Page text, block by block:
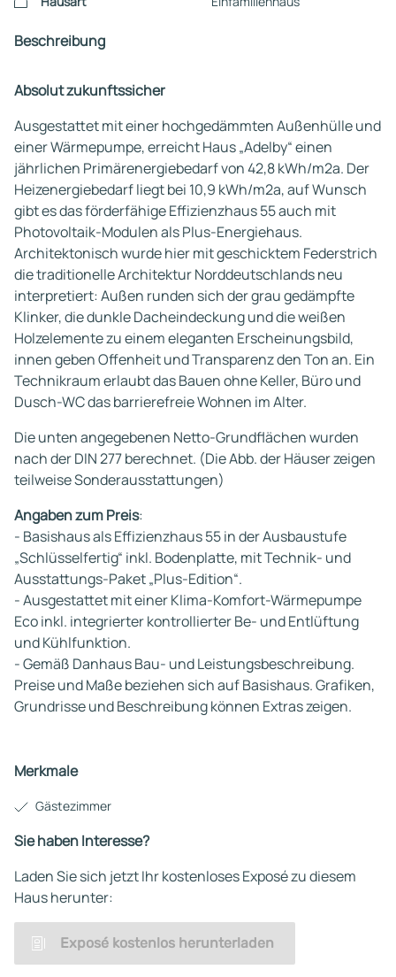
Beschreibung
Absolut zukunftssicher
Ausgestattet mit einer hochgedämmten Außenhülle und
einer Wärmepumpe, erreicht Haus „Adelby“ einen
jährlichen Primärenergiebedarf von 42,8 kWh/m2a. Der
Heizenergiebedarf liegt bei 10,9 kWh/m2a, auf Wunsch
gibt es das förderfähige Effizienzhaus 55 auch mit
Photovoltaik-Modulen als Plus-Energiehaus.
Architektonisch wurde hier mit geschicktem Federstrich
die traditionelle Architektur Norddeutschlands neu
interpretiert: Außen runden sich der grau gedämpfte
Klinker, die dunkle Dacheindeckung und die weißen
Holzelemente zu einem eleganten Erscheinungsbild,
innen geben Offenheit und Transparenz den Ton an. Ein
Technikraum erlaubt das Bauen ohne Keller, Büro und
Dusch-WC das barrierefreie Wohnen im Alter.
Die unten angegebenen Netto-Grundflächen wurden
nach der DIN 277 berechnet. (Die Abb. der Häuser zeigen
teilweise Sonderausstattungen)
Angaben zum Preis:
- Basishaus als Effizienzhaus 55 in der Ausbaustufe
„Schlüsselfertig“ inkl. Bodenplatte, mit Technik- und
Ausstattungs-Paket „Plus-Edition“.
- Ausgestattet mit einer Klima-Komfort-Wärmepumpe
Eco inkl. integrierter kontrollierter Be- und Entlüftung
und Kühlfunktion.
- Gemäß Danhaus Bau- und Leistungsbeschreibung.
Preise und Maße beziehen sich auf Basishaus. Grafiken,
Grundrisse und Beschreibung können Extras zeigen.
Merkmale
Gästezimmer
Sie haben Interesse?
Laden Sie sich jetzt Ihr kostenloses Exposé zu diesem
Haus herunter:
Exposé kostenlos herunterladen